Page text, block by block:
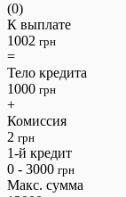
(0)
К выплате
1002 грн
=
Тело кредита
1000 грн
+
Комиссия
2 грн
1-й кредит
0 - 3000 грн
Макс. сумма